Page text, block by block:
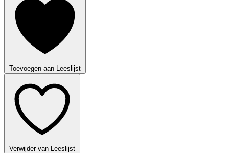
Toevoegen aan Leeslijst
Verwijder van Leeslijst